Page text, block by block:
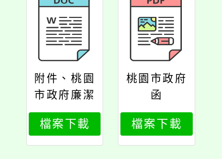
附件、桃園
市政府廉潔
楷模選拔及
表揚實施要
點
檔案下載
桃園市政府
函
檔案下載